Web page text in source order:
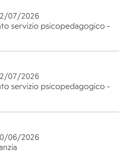
07/2026
servizio psicopedagogico -
07/2026
servizio psicopedagogico -
06/2026